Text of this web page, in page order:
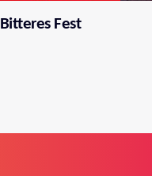
Bitteres Fest